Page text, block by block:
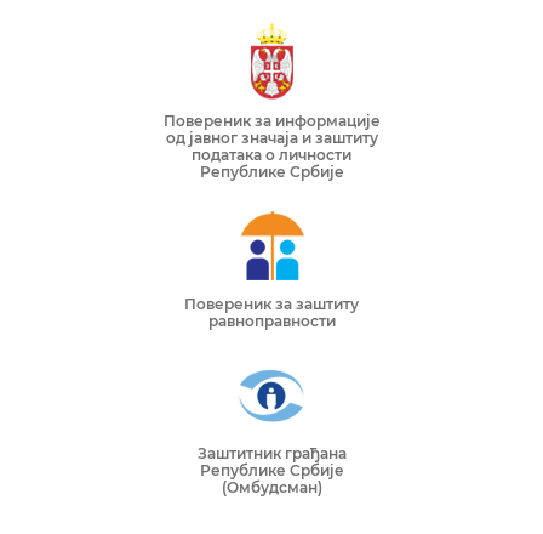
Повереник за информације
од јавног значаја и заштиту
података о личности
Републике Србије
Повереник за заштиту
равноправности
Заштитник грађана
Републике Србије
(Омбудсман)